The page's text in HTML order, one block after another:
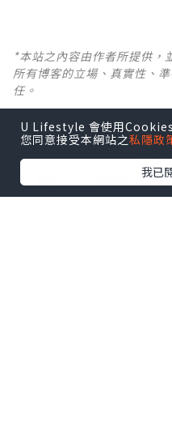
*本站之內容由作者所提供，
所有博客的立場、真實性、
任。
【 U Creator 招募 】
出Post賺現金獎賞 l登記
【 睇Post + 參加品牌活
瀏覽更多社群打卡丶旅遊
U Lifestyle 會使用
您同意接受本網站之私隱政
我已